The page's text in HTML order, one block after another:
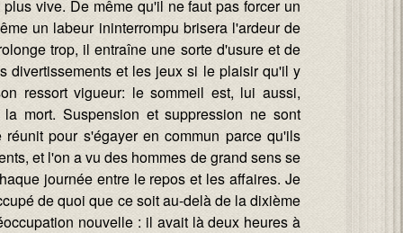
vive. De même qu'il ne faut pas forcer un
un labeur ininterrompu brisera l'ardeur de
trop, il entraîne une sorte d'usure et de
divertissements et les jeux si le plaisir qu'il y
ressort vigueur: le sommeil est, lui aussi,
mort. Suspension et suppression ne sont
pour s'égayer en commun parce qu'ils
et l'on a vu des hommes de grand sens se
journée entre le repos et les affaires. Je
de quoi que ce soit au-delà de la dixième
nouvelle : il avait là deux heures à